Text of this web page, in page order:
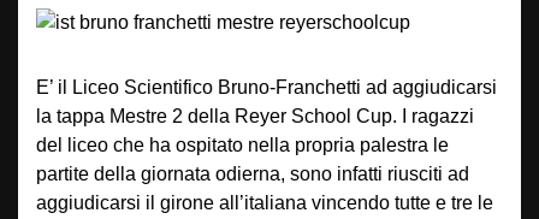
E’ il Liceo Scientifico Bruno-Franchetti ad aggiudicarsi
la tappa Mestre 2 della Reyer School Cup. I ragazzi
del liceo che ha ospitato nella propria palestra le
partite della giornata odierna, sono infatti riusciti ad
aggiudicarsi il girone all’italiana vincendo tutte e tre le